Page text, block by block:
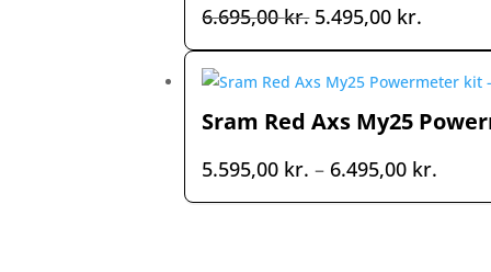
6.695,00kr. Den
oprindelige
pris
6.695,00 kr..
5.495,00 kr.
pris
Sram Red Axs My25
5.595,00 kr. – 6.495,00 kr.